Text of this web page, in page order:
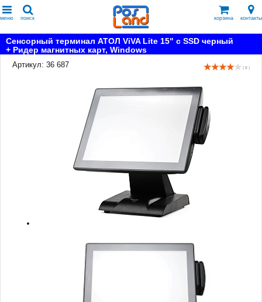
меню поиск корзина контакты
Сенсорный терминал АТОЛ ViVA Lite 15" с SSD черный
+ Ридер магнитных карт, Windows
Артикул: 36 687
( 8 )